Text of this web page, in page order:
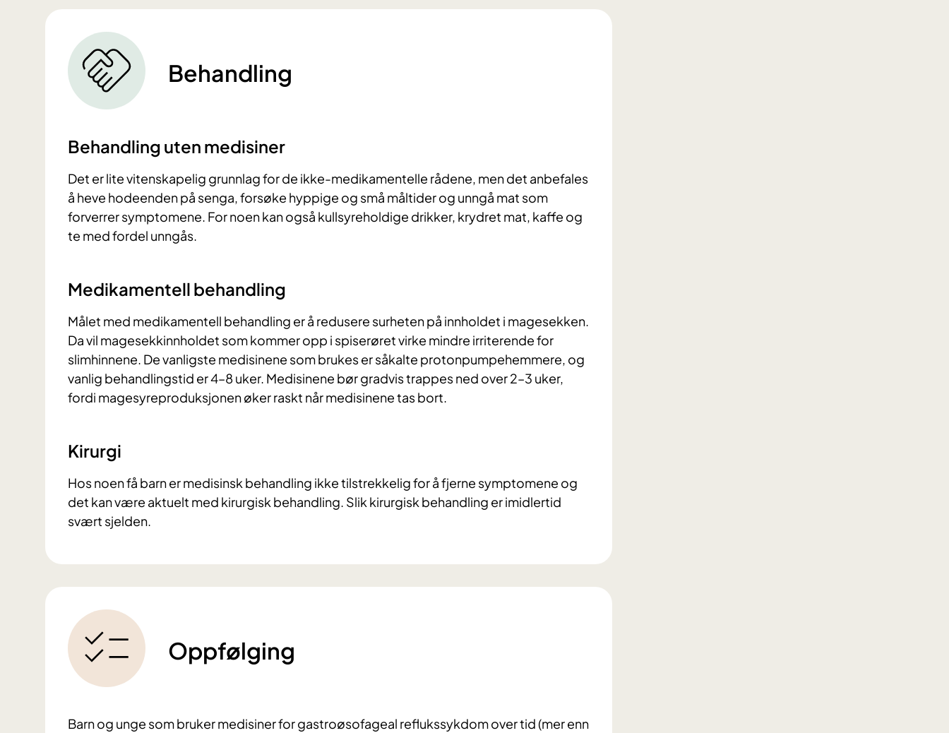
Behandling
Behandling uten medisiner
Det er lite vitenskapelig grunnlag for de ikke-medikamentelle rådene, men det anbefales
å heve hodeenden på senga, forsøke hyppige og små måltider og unngå mat som
forverrer symptomene. For noen kan også kullsyreholdige drikker, krydret mat, kaffe og
te med fordel unngås.
Medikamentell behandling
Målet med medikamentell behandling er å redusere surheten på innholdet i magesekken.
Da vil magesekkinnholdet som kommer opp i spiserøret virke mindre irriterende for
slimhinnene. De vanligste medisinene som brukes er såkalte protonpumpehemmere, og
vanlig behandlingstid er 4–8 uker. Medisinene bør gradvis trappes ned over 2–3 uker,
fordi magesyreproduksjonen øker raskt når medisinene tas bort.
Kirurgi
Hos noen få barn er medisinsk behandling ikke tilstrekkelig for å fjerne symptomene og
det kan være aktuelt med kirurgisk behandling. Slik kirurgisk behandling er imidlertid
svært sjelden.
Oppfølging
Barn og unge som bruker medisiner for gastroøsofageal reflukssykdom over tid (mer enn